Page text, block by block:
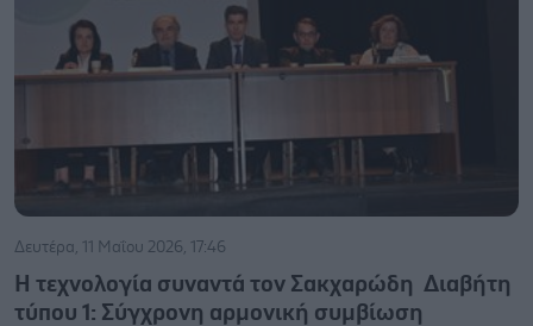
Δευτέρα, 11 Μαΐου 2026, 17:46
Η τεχνολογία συναντά τον Σακχαρώδη Διαβήτη
τύπου 1: ​Σύγχρονη αρμονική συμβίωση